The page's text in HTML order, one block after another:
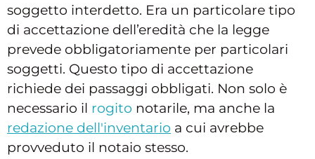
soggetto interdetto. Era un particolare tipo
di accettazione dell’eredità che la legge
prevede obbligatoriamente per particolari
soggetti. Questo tipo di accettazione
richiede dei passaggi obbligati. Non solo è
necessario il rogito notarile, ma anche la
redazione dell'inventario a cui avrebbe
provveduto il notaio stesso.